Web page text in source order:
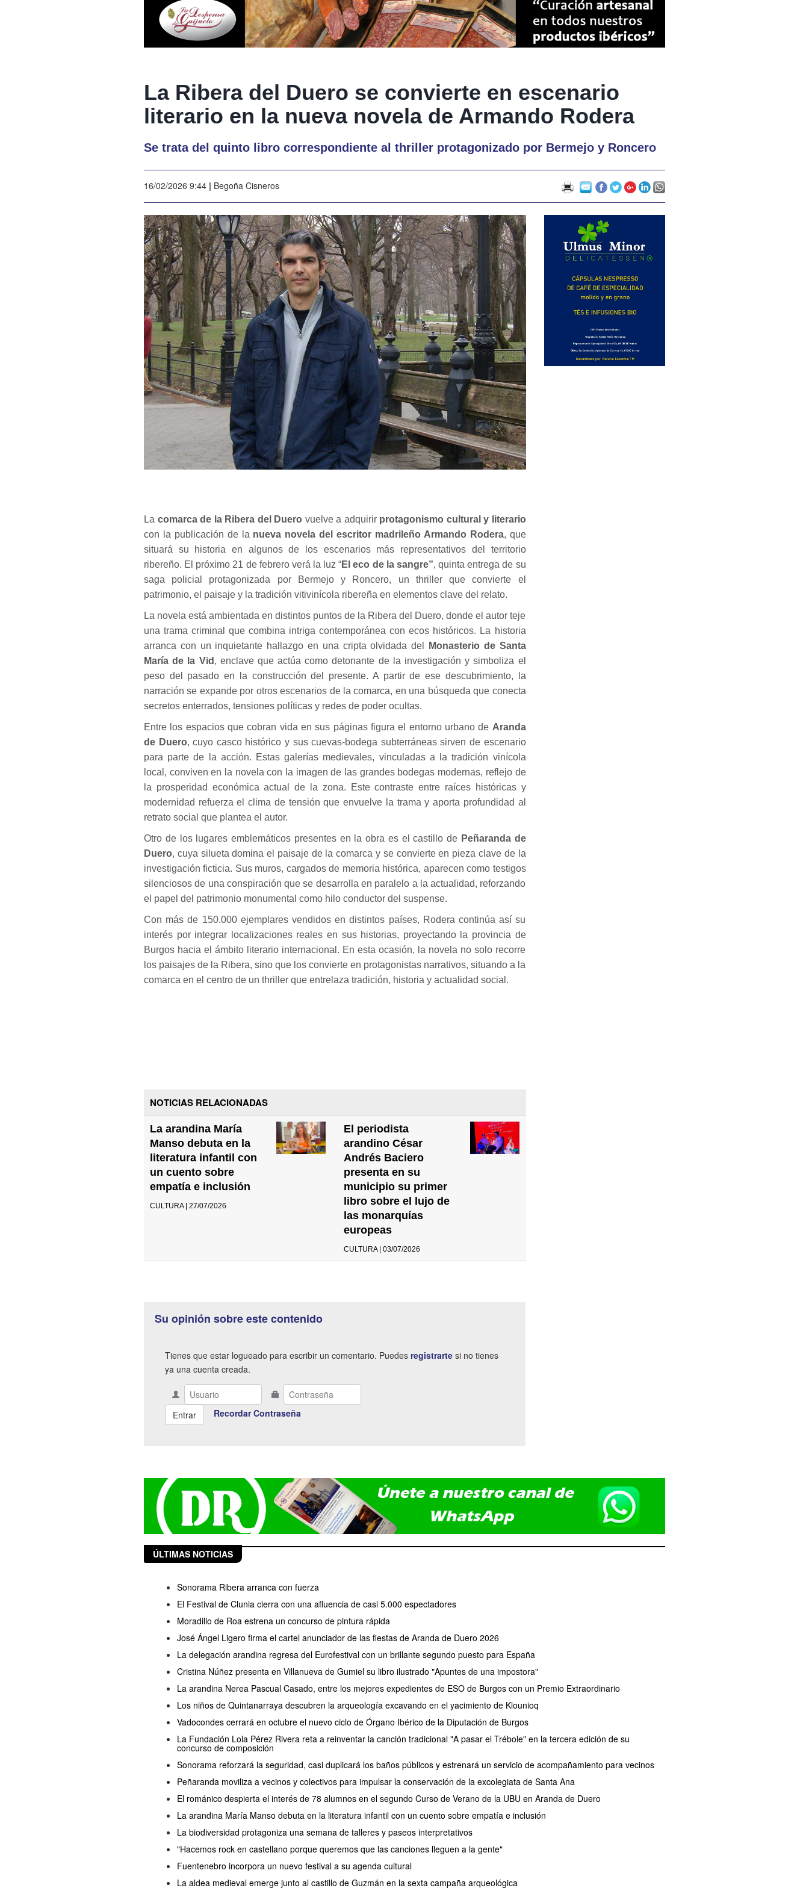
La Ribera del Duero se convierte en escenario
literario en la nueva novela de Armando Rodera
Se trata del quinto libro correspondiente al thriller protagonizado por Bermejo y Roncero
16/02/2026 9:44 | Begoña Cisneros
La comarca de la Ribera del Duero vuelve a adquirir protagonismo cultural y literario
con la publicación de la nueva novela del escritor madrileño Armando Rodera, que
situará su historia en algunos de los escenarios más representativos del territorio
ribereño. El próximo 21 de febrero verá la luz “El eco de la sangre”, quinta entrega de su
saga policial protagonizada por Bermejo y Roncero, un thriller que convierte el
patrimonio, el paisaje y la tradición vitivinícola ribereña en elementos clave del relato.
La novela está ambientada en distintos puntos de la Ribera del Duero, donde el autor teje
una trama criminal que combina intriga contemporánea con ecos históricos. La historia
arranca con un inquietante hallazgo en una cripta olvidada del
Monasterio de Santa
María de la Vid , enclave que actúa como detonante de la investigación y simboliza el
peso del pasado en la construcción del presente. A partir de ese descubrimiento, la
narración se expande por otros escenarios de la comarca, en una búsqueda que conecta
secretos enterrados, tensiones políticas y redes de poder ocultas.
Entre los espacios que cobran vida en sus páginas figura el entorno urbano de Aranda
de Duero, cuyo casco histórico y sus cuevas-bodega subterráneas sirven de escenario
para parte de la acción. Estas galerías medievales, vinculadas a la tradición vinícola
local, conviven en la novela con la imagen de las grandes bodegas modernas, reflejo de
la prosperidad económica actual de la zona. Este contraste entre raíces históricas y
modernidad refuerza el clima de tensión que envuelve la trama y aporta profundidad al
retrato social que plantea el autor.
Otro de los lugares emblemáticos presentes en la obra es el castillo de Peñaranda de
Duero, cuya silueta domina el paisaje de la comarca y se convierte en pieza clave de la
investigación ficticia. Sus muros, cargados de memoria histórica, aparecen como testigos
silenciosos de una conspiración que se desarrolla en paralelo a la actualidad, reforzando
el papel del patrimonio monumental como hilo conductor del suspense.
Con más de 150.000 ejemplares vendidos en distintos países, Rodera continúa así su
interés por integrar localizaciones reales en sus historias, proyectando la provincia de
Burgos hacia el ámbito literario internacional. En esta ocasión, la novela no solo recorre
los paisajes de la Ribera, sino que los convierte en protagonistas narrativos, situando a la
comarca en el centro de un thriller que entrelaza tradición, historia y actualidad social.
NOTICIAS RELACIONADAS
La arandina María
Manso debuta en la
literatura infantil con
un cuento sobre
empatía e inclusión
CULTURA | 27/07/2026
El periodista
arandino César
Andrés Baciero
presenta en su
municipio su primer
libro sobre el lujo de
las monarquías
europeas
CULTURA | 03/07/2026
Su opinión sobre este contenido
Tienes que estar logueado para escribir un comentario. Puedes registrarte si no tienes
ya una cuenta creada.
Recordar Contraseña
ÚLTIMAS NOTICIAS
Sonorama Ribera arranca con fuerza
El Festival de Clunia cierra con una afluencia de casi 5.000 espectadores
Moradillo de Roa estrena un concurso de pintura rápida
José Ángel Ligero firma el cartel anunciador de las fiestas de Aranda de Duero 2026
La delegación arandina regresa del Eurofestival con un brillante segundo puesto para España
Cristina Núñez presenta en Villanueva de Gumiel su libro ilustrado "Apuntes de una impostora"
La arandina Nerea Pascual Casado, entre los mejores expedientes de ESO de Burgos con un Premio Extraordinario
Los niños de Quintanarraya descubren la arqueología excavando en el yacimiento de Klounioq
Vadocondes cerrará en octubre el nuevo ciclo de Órgano Ibérico de la Diputación de Burgos
La Fundación Lola Pérez Rivera reta a reinventar la canción tradicional "A pasar el Trébole" en la tercera edición de su
concurso de composición
Sonorama reforzará la seguridad, casi duplicará los baños públicos y estrenará un servicio de acompañamiento para vecinos
Peñaranda moviliza a vecinos y colectivos para impulsar la conservación de la excolegiata de Santa Ana
El románico despierta el interés de 78 alumnos en el segundo Curso de Verano de la UBU en Aranda de Duero
La arandina María Manso debuta en la literatura infantil con un cuento sobre empatía e inclusión
La biodiversidad protagoniza una semana de talleres y paseos interpretativos
"Hacemos rock en castellano porque queremos que las canciones lleguen a la gente"
Fuentenebro incorpora un nuevo festival a su agenda cultural
La aldea medieval emerge junto al castillo de Guzmán en la sexta campaña arqueológica